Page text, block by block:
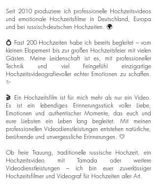
Seit 2010 produziere ich professionelle Hochzeitsvideos
und emotionale Hochzeitsfilme in Deutschland, Europa
und bei russisch-deutschen Hochzeiten. 🌍
💍 Fast 200 Hochzeiten habe ich bereits begleitet – vom
kleinen Elopement bis zur großen Hochzeitsfeier mit vielen
Gästen. Meine Leidenschaft ist es, mit professioneller
Technik und viel Feingefühl einzigartige
Hochzeitsvideografievoller echter Emotionen zu schaffen.
✨
🎬 Ein Hochzeitsfilm ist für mich mehr als nur ein Video.
Es ist ein lebendiges Erinnerungsstück voller Liebe,
Emotionen und authentischer Momente, das euch und
eure Liebsten ein Leben lang begleitet. Mit meinen
professionellen Videodienstleistungen entstehen natürliche,
berührende und unvergessliche Erinnerungen. 🤍
Ob freie Trauung, traditionelle russische Hochzeit, ein
Hochzeitsvideo mit Tamada oder weitere
Videodienstleistungen – ich bin euer zuverlässiger
Hochzeitsfilmer und Videograf für Hochzeiten aller Art.